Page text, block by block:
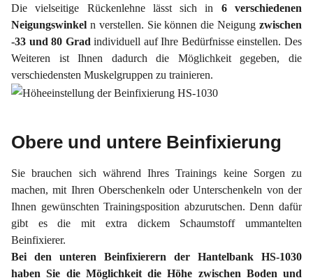
Die vielseitige Rückenlehne lässt sich in 6 verschiedenen
Neigungswinkel n verstellen. Sie können die Neigungzwischen
-33 und 80 Gradindividuell auf Ihre Bedürfnisse einstellen. Des
Weiteren ist Ihnen dadurch die Möglichkeit gegeben, die
verschiedensten Muskelgruppen zu trainieren.
Obere und untere Beinfixierung
Sie brauchen sich während Ihres Trainings keine Sorgen zu
machen, mit Ihren Oberschenkeln oder Unterschenkeln von der
Ihnen gewünschten Trainingsposition abzurutschen. Denn dafür
gibt es die mit extra dickem Schaumstoff ummantelten
Beinfixierer.
Bei den unteren Beinfixierern der Hantelbank HS-1030
haben Sie die Möglichkeit die Höhe zwischen Boden und